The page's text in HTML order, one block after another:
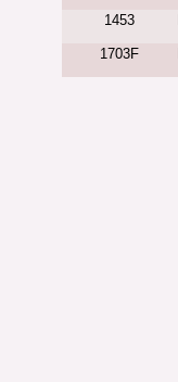
1453
1703F